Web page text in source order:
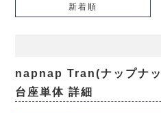
新着順
napnap Tran(ナップナ
台座単体 詳細